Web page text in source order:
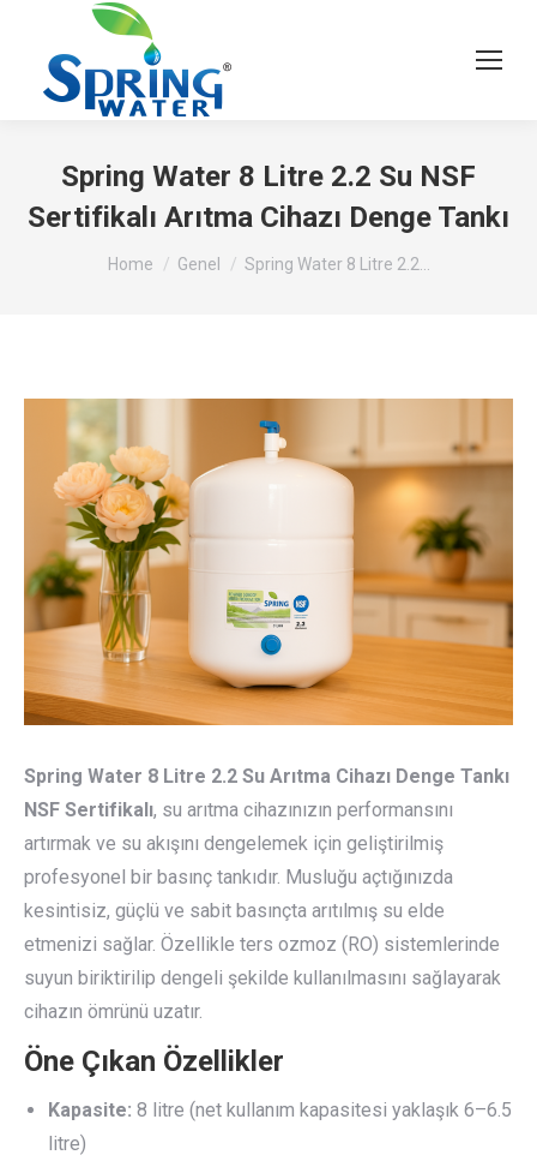
Spring Water 8 Litre 2.2 Su NSF
Sertifikalı Arıtma Cihazı Denge Tankı
You are here:
Home Genel Spring Water 8 Litre 2.2…
Spring Water 8 Litre 2.2 Su Arıtma Cihazı Denge Tankı
NSF Sertifikalı, su arıtma cihazınızın performansını
artırmak ve su akışını dengelemek için geliştirilmiş
profesyonel bir basınç tankıdır. Musluğu açtığınızda
kesintisiz, güçlü ve sabit basınçta arıtılmış su elde
etmenizi sağlar. Özellikle ters ozmoz (RO) sistemlerinde
suyun biriktirilip dengeli şekilde kullanılmasını sağlayarak
cihazın ömrünü uzatır.
Öne Çıkan Özellikler
Kapasite: 8 litre (net kullanım kapasitesi yaklaşık 6–6.5
litre)